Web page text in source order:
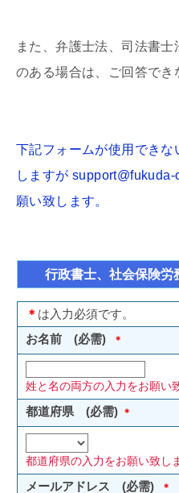
また、弁護士法、司法書
のある場合は、ご回答でき
下記フォームが使用でき
しますが
願い致します。